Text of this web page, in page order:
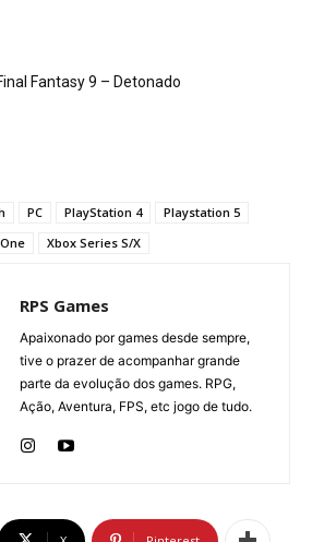
Fantasy 9 – Detonado
PC PlayStation 4
Playstation 5
Xbox Series S/X
RPS Games
Apaixonado por games desde sempre,
tive o prazer de acompanhar grande
parte da evolução dos games. RPG,
Ação, Aventura, FPS, etc jogo de tudo.